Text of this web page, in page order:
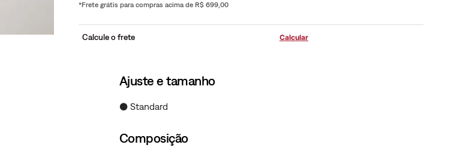
*Frete grátis para compras acima de R$ 699,00
Calcule o frete
Ajuste e tamanho
● Standard
Composição